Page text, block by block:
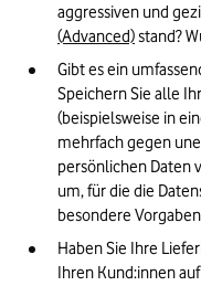
aggressiven und
(Advanced) stand?
Gibt es ein
Speichern Sie alle
(beispielsweise in
mehrfach gegen
persönlichen Daten
um, für die die
besondere
Haben Sie Ihre
Ihren Kund:innen